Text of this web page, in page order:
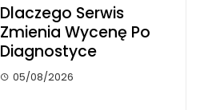
Dlaczego Serwis
Zmienia Wycenę Po
Diagnostyce
05/08/2026